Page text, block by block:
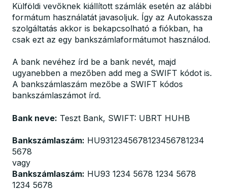
Külföldi vevőknek kiállított számlák esetén az alábbi
formátum használatát javasoljuk. Így az Autokassza
szolgáltatás akkor is bekapcsolható a fiókban, ha
csak ezt az egy bankszámlaformátumot használod.
A bank nevéhez írd be a bank nevét, majd
ugyanebben a mezőben add meg a SWIFT kódot is.
A bankszámlaszám mezőbe a SWIFT kódos
bankszámlaszámot írd.
Bank neve: Teszt Bank, SWIFT: UBRT HUHB
Bankszámlaszám: HU9312345678123456781234
5678
vagy
Bankszámlaszám: HU93 1234 5678 1234 5678
1234 5678